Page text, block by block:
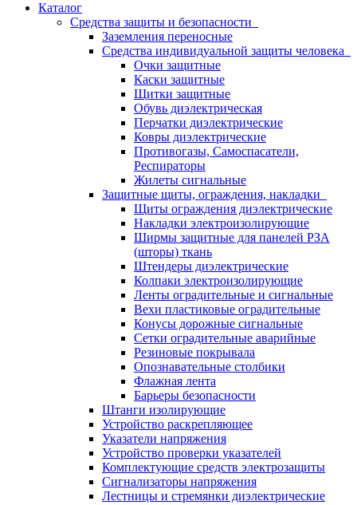
Каталог
Средства защиты и безопасности
Заземления переносные
Средства индивидуальной защиты человека
Очки защитные
Каски защитные
Щитки защитные
Обувь диэлектрическая
Перчатки диэлектрические
Ковры диэлектрические
Противогазы, Самоспасатели,
Респираторы
Жилеты сигнальные
Защитные щиты, ограждения, накладки
Щиты ограждения диэлектрические
Накладки электроизолирующие
Ширмы защитные для панелей РЗА
(шторы) ткань
Штендеры диэлектрические
Колпаки электроизолирующие
Ленты оградительные и сигнальные
Вехи пластиковые оградительные
Конусы дорожные сигнальные
Сетки оградительные аварийные
Резиновые покрывала
Опознавательные столбики
Флажная лента
Барьеры безопасности
Штанги изолирующие
Устройство раскрепляющее
Указатели напряжения
Устройство проверки указателей
Комплектующие средств электрозащиты
Сигнализаторы напряжения
Лестницы и стремянки диэлектрические